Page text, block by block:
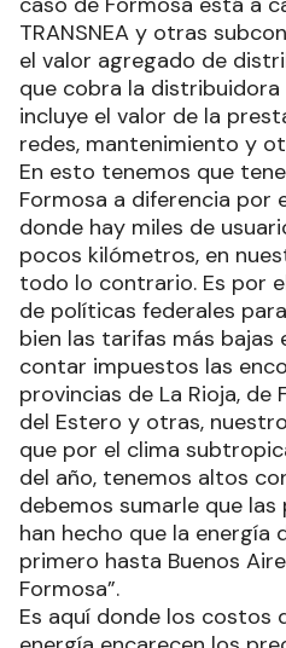
TRANSNEA y otras
el valor agregado de
que cobra la distribuidora
incluye el valor de la
redes, mantenimiento y
En esto tenemos que
Formosa a diferencia por
donde hay miles de
pocos kilómetros, en
todo lo contrario. Es por
de políticas federales
bien las tarifas más bajas
contar impuestos las
provincias de La Rioja, de
del Estero y otras,
que por el clima
del año, tenemos altos
debemos sumarle que
han hecho que la energía
primero hasta Buenos
Formosa”.
Es aquí donde los costos